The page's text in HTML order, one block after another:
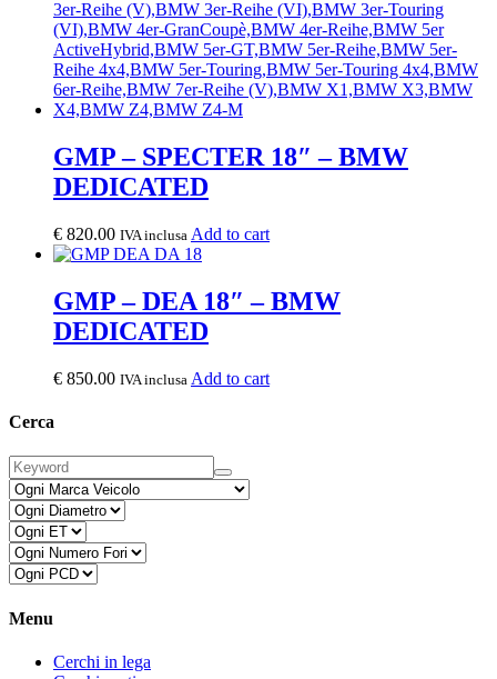
GMP – SPECTER 18″ – BMW
DEDICATED
€ 820.00 IVA inclusa Add to cart
GMP – DEA 18″ – BMW
DEDICATED
€ 850.00 IVA inclusa Add to cart
Cerca
Menu
Cerchi in lega